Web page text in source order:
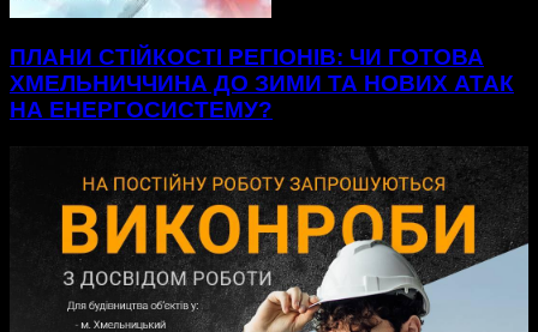
ПЛАНИ СТІЙКОСТІ РЕГІОНІВ: ЧИ ГОТОВА
ХМЕЛЬНИЧЧИНА ДО ЗИМИ ТА НОВИХ АТАК
НА ЕНЕРГОСИСТЕМУ?